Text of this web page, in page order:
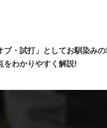
ブ・試打」としてお馴染み
をわかりやすく解説!